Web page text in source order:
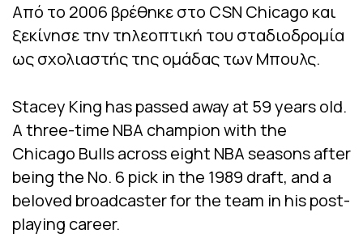
Από το 2006 βρέθηκε στο CSN Chicago και
ξεκίνησε την τηλεοπτική του σταδιοδρομία
ως σχολιαστής της ομάδας των Μπουλς.
Stacey King has passed away at 59 years old.
A three-time NBA champion with the
Chicago Bulls across eight NBA seasons after
being the No. 6 pick in the 1989 draft, and a
beloved broadcaster for the team in his post-
playing career.